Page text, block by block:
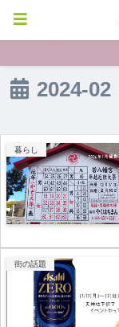
2024-02
暮らし
街の話題